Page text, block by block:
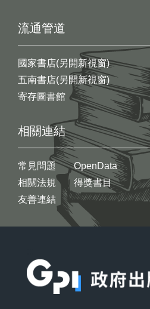
流通管道
國家書店(另開新視窗)
五南書店(另開新視窗)
寄存圖書館
相關連結
常見問題
相關法規
友善連結
OpenData
得獎書目